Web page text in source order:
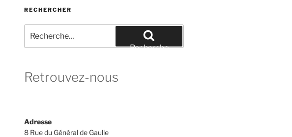
RECHERCHER
pour
:
Recherche
Retrouvez-nous
Adresse
8 Rue du Général de Gaulle